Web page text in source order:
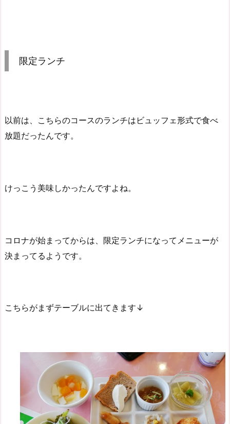
限定ランチ
以前は、こちらのコースのランチはビュッフェ形式で食べ
放題だったんです。
けっこう美味しかったんですよね。
コロナが始まってからは、限定ランチになってメニューが
決まってるようです。
こちらがまずテーブルに出てきます↓